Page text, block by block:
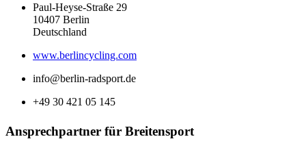
Paul-Heyse-Straße 29
10407 Berlin
Deutschland
www.berlincycling.com
info@berlin-radsport.de
+49 30 421 05 145
Ansprechpartner für Breitensport